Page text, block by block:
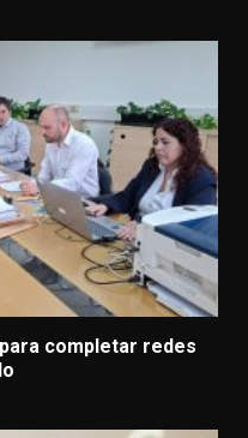
completar redes